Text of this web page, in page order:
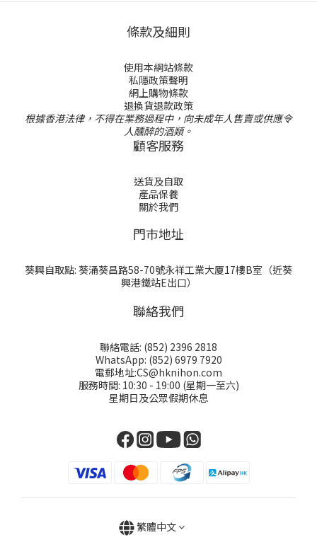
條款及細則
使用本網站條款
私隱政策聲明
網上購物條款
退換貨退款政策
根據香港法律，不得在業務過程中，向未成年人售賣或供應令
人醺醉的酒類。
顧客服務
送貨及自取
產品保養
關於我們
門巿地址
葵興自取點: 葵涌葵昌路58-70號永祥工業大厦17樓B室（近葵
興港鐵站E出口）
聯絡我們
聯絡電話: (852) 2396 2818
WhatsApp: (852) 6979 7920
電郵地址:CS@hknihon.com
服務時間: 10:30 - 19:00 (星期一至六)
星期日及公眾假期休息
繁體中文